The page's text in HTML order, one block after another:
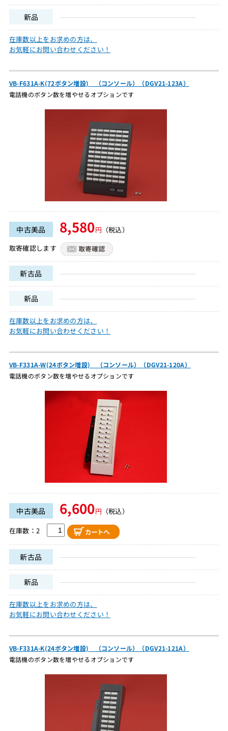
新品
在庫数以上をお求めの方は、
お気軽にお問い合わせください！
VB-F631A-K(72ボタン増設) （コンソール）（DGV21-123A）
電話機のボタン数を増やせるオプションです
中古美品 8,580円 （税込）
取寄確認します
新古品
新品
在庫数以上をお求めの方は、
お気軽にお問い合わせください！
VB-F331A-W(24ボタン増設) （コンソール）（DGV21-120A）
電話機のボタン数を増やせるオプションです
中古美品 6,600円 （税込）
在庫数：2
新古品
新品
在庫数以上をお求めの方は、
お気軽にお問い合わせください！
VB-F331A-K(24ボタン増設) （コンソール）（DGV21-121A）
電話機のボタン数を増やせるオプションです